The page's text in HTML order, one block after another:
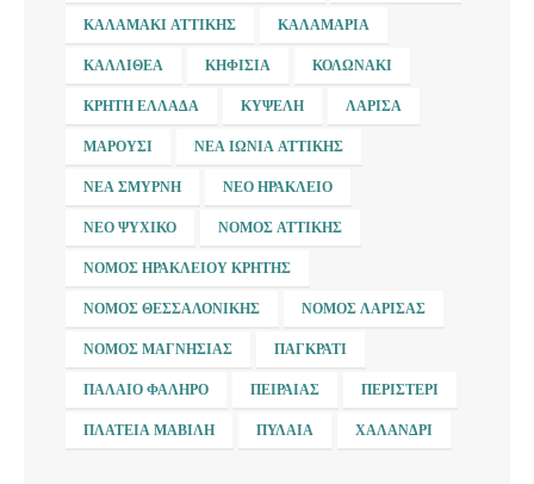
ΚΑΛΑΜΆΚΙ ΑΤΤΙΚΉΣ ΚΑΛΑΜΑΡΙΆ
ΚΑΛΛΙΘΈΑ ΚΗΦΙΣΙΆ ΚΟΛΩΝΆΚΙ
ΚΡΉΤΗ ΕΛΛΆΔΑ ΚΥΨΈΛΗ ΛΆΡΙΣΑ
ΜΑΡΟΎΣΙ ΝΈΑ ΙΩΝΊΑ ΑΤΤΙΚΉΣ
ΝΈΑ ΣΜΎΡΝΗ ΝΈΟ ΗΡΆΚΛΕΙΟ
ΝΈΟ ΨΥΧΙΚΌ ΝΟΜΌΣ ΑΤΤΙΚΉΣ
ΝΟΜΌΣ ΗΡΑΚΛΕΊΟΥ ΚΡΉΤΗΣ
ΝΟΜΌΣ ΘΕΣΣΑΛΟΝΊΚΗΣ ΝΟΜΌΣ ΛΆΡΙΣΑΣ
ΝΟΜΌΣ ΜΑΓΝΗΣΊΑΣ ΠΑΓΚΡΆΤΙ
ΠΑΛΑΙΌ ΦΆΛΗΡΟ ΠΕΙΡΑΙΆΣ ΠΕΡΙΣΤΈΡΙ
ΠΛΑΤΕΊΑ ΜΑΒΊΛΗ ΠΥΛΑΊΑ ΧΑΛΆΝΔΡΙ